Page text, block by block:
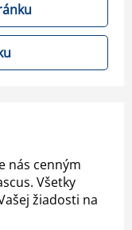
nás cenným
Všetky
žiadosti na